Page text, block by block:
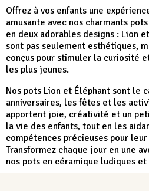
Offrez à vos enfants une
amusante avec nos charmants
en deux adorables designs : Lion
sont pas seulement esthétiques,
conçus pour stimuler la curiosité
les plus jeunes.
Nos pots Lion et Éléphant sont le
anniversaires, les fêtes et les
apportent joie, créativité et un
la vie des enfants, tout en les
compétences précieuses pour
Transformez chaque jour en une
nos pots en céramique ludiques